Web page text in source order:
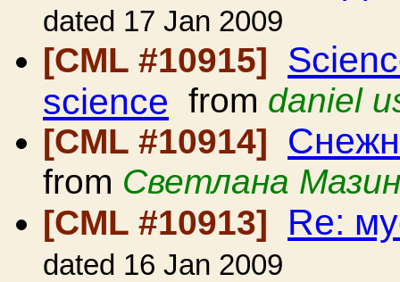
dated 17 Jan 2009
[CML #10915]
science from daniel
[CML #10914]
from Светлана
[CML #10913]
Re:
dated 16 Jan 2009